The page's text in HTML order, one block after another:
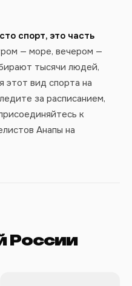
спорт, это часть
— море, вечером —
тысячи людей,
этот вид спорта на
за расписанием,
к
Анапы на
России